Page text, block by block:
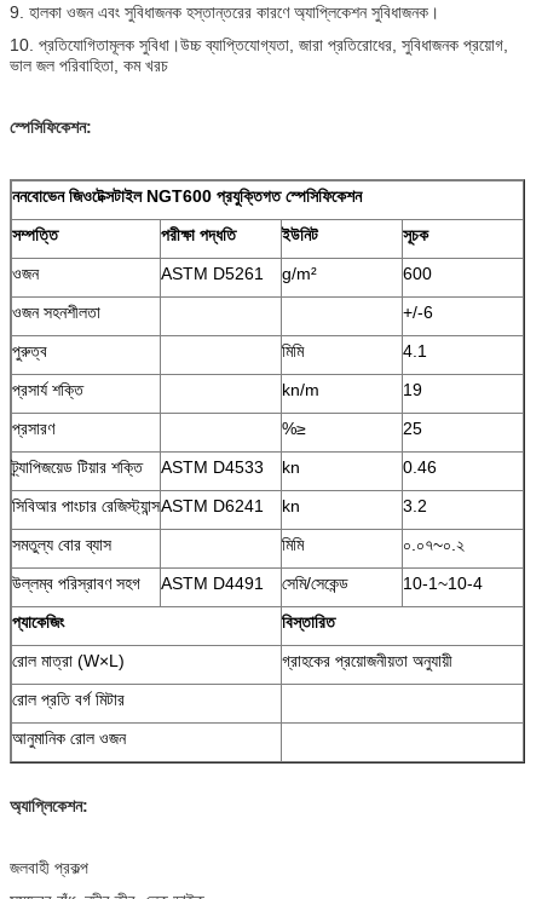
9. হালকা ওজন এবং সুবিধাজনক হস্তান্তরের কারণে অ্যাপ্লিকেশন সুবিধাজনক।
10. প্রতিযোগিতামূলক সুবিধা।উচ্চ ব্যাপ্তিযোগ্যতা, জারা প্রতিরোধের, সুবিধাজনক প্রয়োগ,
ভাল জল পরিবাহিতা, কম খরচ
স্পেসিফিকেশন:
ননবোভেন জিওটেক্সটাইল NGT600 প্রযুক্তিগত স্পেসিফিকেশন
সম্পত্তি
পরীক্ষা পদ্ধতি ইউনিট
সূচক
ওজন
ASTM D5261 g/m²
600
ওজন সহনশীলতা
+/-6
পুরুত্ব
মিমি
4.1
প্রসার্য শক্তি
kn/m
19
প্রসারণ
%≥
25
ট্র্যাপিজয়েড টিয়ার শক্তি
ASTM D4533 kn
0.46
সিবিআর পাংচার রেজিস্ট্যান্সASTM D6241 kn
3.2
সমতুল্য বোর ব্যাস
মিমি
০.০৭~০.২
উল্লম্ব পরিস্রাবণ সহগ
ASTM D4491 সেমি/সেকেন্ড
10-1~10-4
প্যাকেজিং
বিস্তারিত
রোল মাত্রা (W×L)
গ্রাহকের প্রয়োজনীয়তা অনুযায়ী
রোল প্রতি বর্গ মিটার
আনুমানিক রোল ওজন
অ্যাপ্লিকেশন:
জলবাহী প্রকল্প